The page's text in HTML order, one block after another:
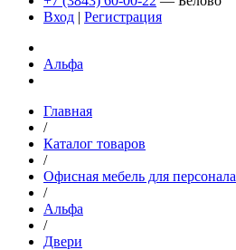
Вход | Регистрация
Альфа
Главная
/
Каталог товаров
/
Офисная мебель для персонала
/
Альфа
/
Двери